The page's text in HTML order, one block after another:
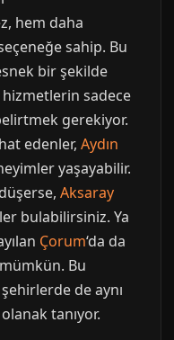
hem daha
sahip. Bu
bir şekilde
hizmetlerin sadece
belirtmek gerekiyor.
edenler, Aydın
yaşayabilir.
Aksaray
bulabilirsiniz. Ya
Çorum‘da da
Bu
de aynı
tanıyor.